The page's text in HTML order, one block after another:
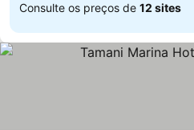
Consulte os preços de 12 sites